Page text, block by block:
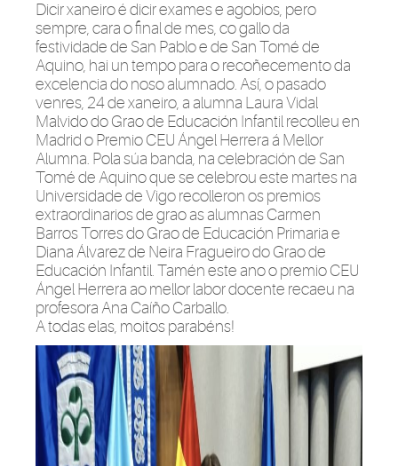
Dicir xaneiro é dicir exames e agobios, pero
sempre, cara o final de mes, co gallo da
festividade de San Pablo e de San Tomé de
Aquino, hai un tempo para o recoñecemento da
excelencia do noso alumnado. Así, o pasado
venres, 24 de xaneiro, a alumna Laura Vidal
Malvido do Grao de Educación Infantil recolleu en
Madrid o Premio CEU Ángel Herrera á Mellor
Alumna. Pola súa banda, na celebración de San
Tomé de Aquino que se celebroueste martes na
Universidade de Vigo recolleron os premios
extraordinarios de grao as alumnas Carmen
Barros Torres do Grao de Educación Primaria e
Diana Álvarez de Neira Fragueiro do Grao de
Educación Infantil. Tamén este ano o premio CEU
Ángel Herrera ao mellor labor docente recaeu na
profesora Ana Caíño Carballo.
A todas elas, moitos parabéns!